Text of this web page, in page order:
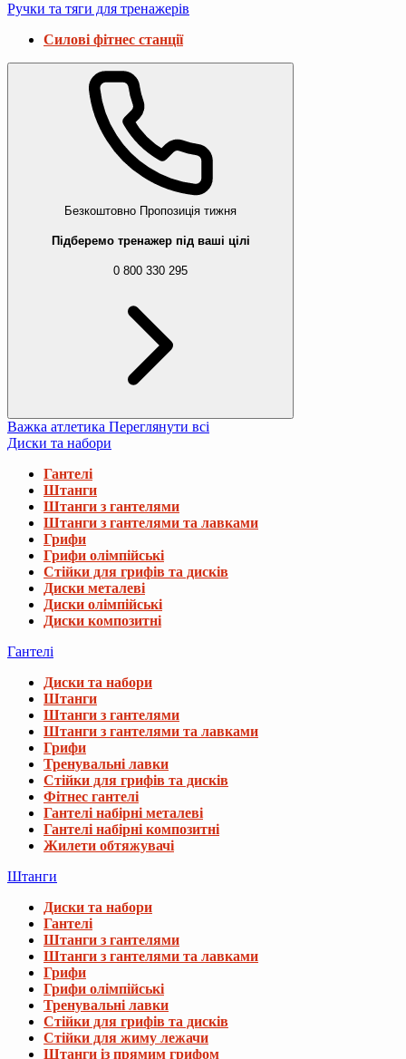
Ручки та тяги для тренажерів
Силові фітнес станції
Безкоштовно Пропозиція тижня
Підберемо тренажер під ваші цілі
0 800 330 295
Важка атлетика Переглянути всі
Диски та набори
Гантелі
Штанги
Штанги з гантелями
Штанги з гантелями та лавками
Грифи
Грифи олімпійські
Стійки для грифів та дисків
Диски металеві
Диски олімпійські
Диски композитні
Гантелі
Диски та набори
Штанги
Штанги з гантелями
Штанги з гантелями та лавками
Грифи
Тренувальні лавки
Стійки для грифів та дисків
Фітнес гантелі
Гантелі набірні металеві
Гантелі набірні композитні
Жилети обтяжувачі
Штанги
Диски та набори
Гантелі
Штанги з гантелями
Штанги з гантелями та лавками
Грифи
Грифи олімпійські
Тренувальні лавки
Стійки для грифів та дисків
Стійки для жиму лежачи
Штанги із прямим грифом